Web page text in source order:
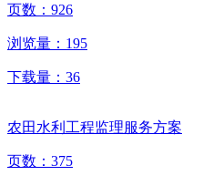
页数： 926
浏览量： 195
下载量： 36
农田水利工程监理服务方案
页数： 375